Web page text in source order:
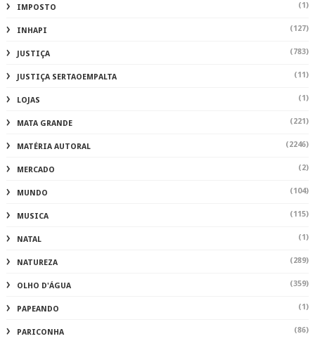
IMPOSTO (1)
INHAPI (127)
JUSTIÇA (783)
JUSTIÇA SERTAOEMPALTA (11)
LOJAS (1)
MATA GRANDE (221)
MATÉRIA AUTORAL (2246)
MERCADO (2)
MUNDO (104)
MUSICA (115)
NATAL (1)
NATUREZA (289)
OLHO D'ÁGUA (359)
PAPEANDO (1)
PARICONHA (86)